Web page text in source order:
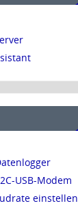
USB-Modem
einstellen